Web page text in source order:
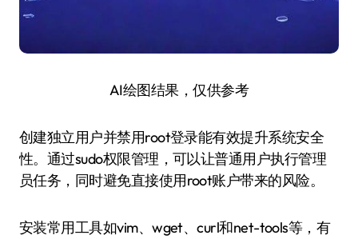
AI绘图结果，仅供参考
创建独立用户并禁用root登录能有效提升系统安全
性。通过sudo权限管理，可以让普通用户执行管理
员任务，同时避免直接使用root账户带来的风险。
安装常用工具如vim、wget、curl和net-tools等，有